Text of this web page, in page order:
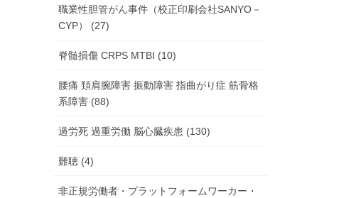
職業性胆管がん事件（校正印刷会社SANYO－
CYP） (27)
脊髄損傷 CRPS MTBI (10)
腰痛 頚肩腕障害 振動障害 指曲がり症 筋骨格
系障害 (88)
過労死 過重労働 脳心臓疾患 (130)
難聴 (4)
非正規労働者・プラットフォームワーカー・